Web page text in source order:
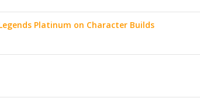
Platinum on Character Builds